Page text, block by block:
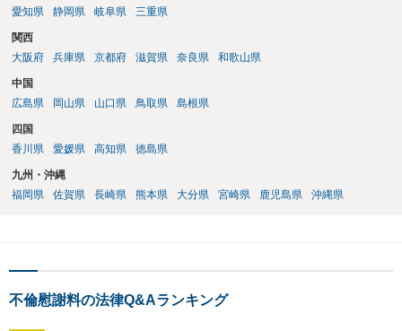
愛知県
静岡県 岐阜県 三重県
関西
大阪府
兵庫県 京都府 滋賀県 奈良県 和歌山県
中国
広島県
岡山県 山口県 鳥取県 島根県
四国
香川県
愛媛県 高知県 徳島県
九州・沖縄
福岡県
佐賀県 長崎県 熊本県 大分県 宮崎県 鹿児島県 沖縄県
不倫慰謝料の法律Q&Aランキング